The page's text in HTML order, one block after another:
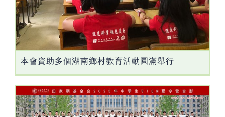
本會資助多個湖南鄉村教育活動圓滿舉行